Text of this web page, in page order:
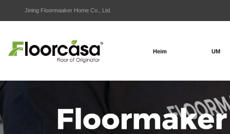
Jining Floormaaker Home Co., Ltd.
Heim UM